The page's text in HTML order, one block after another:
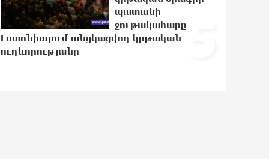
ամբողջությամբ վերածվել է մոխրի
21:30:30 5-08-2026
ԱՄՆ-ը հանել է Իրանի ԻՀՊԿ-ին
պատանի
ջութակահարը
Էստոնիայում անցկացվող կրթական
ուղևորությանը